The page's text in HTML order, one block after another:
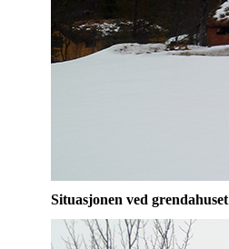
Situasjonen ved grendahuset